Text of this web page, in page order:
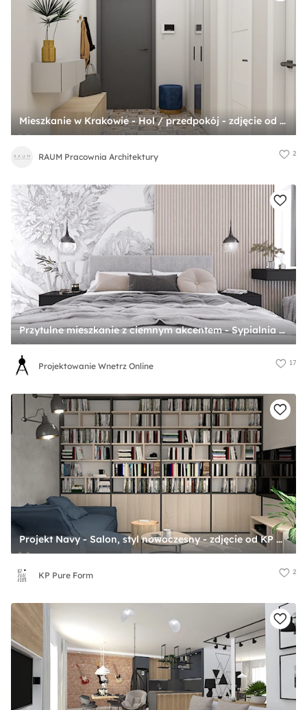
Mieszkanie w Krakowie - Hol / przedpokój - zdjęcie od RAUM Pracownia Architektury
RAUM Pracownia Architektury 2
Przytulne mieszkanie z ciemnym akcentem - Sypialnia - zdjęcie od Projektowanie Wnetrz Online
Projektowanie Wnetrz Online 17
Projekt Navy - Salon, styl nowoczesny - zdjęcie od KP Pure Form
KP Pure Form 2